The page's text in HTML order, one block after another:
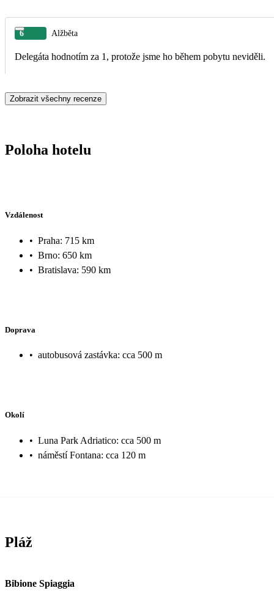
6 Alžběta
Delegáta hodnotím za 1, protože jsme ho během pobytu neviděli.
Zobrazit všechny recenze
Poloha hotelu
Vzdálenost
• Praha: 715 km
• Brno: 650 km
• Bratislava: 590 km
Doprava
• autobusová zastávka: cca 500 m
Okolí
• Luna Park Adriatico: cca 500 m
• náměstí Fontana: cca 120 m
Pláž
Bibione Spiaggia